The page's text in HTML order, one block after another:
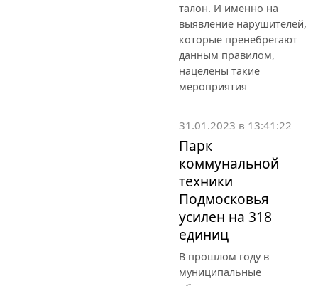
талон. И именно на
выявление нарушителей,
которые пренебрегают
данным правилом,
нацелены такие
мероприятия
31.01.2023 в 13:41:22
Парк
коммунальной
техники
Подмосковья
усилен на 318
единиц
В прошлом году в
муниципальные